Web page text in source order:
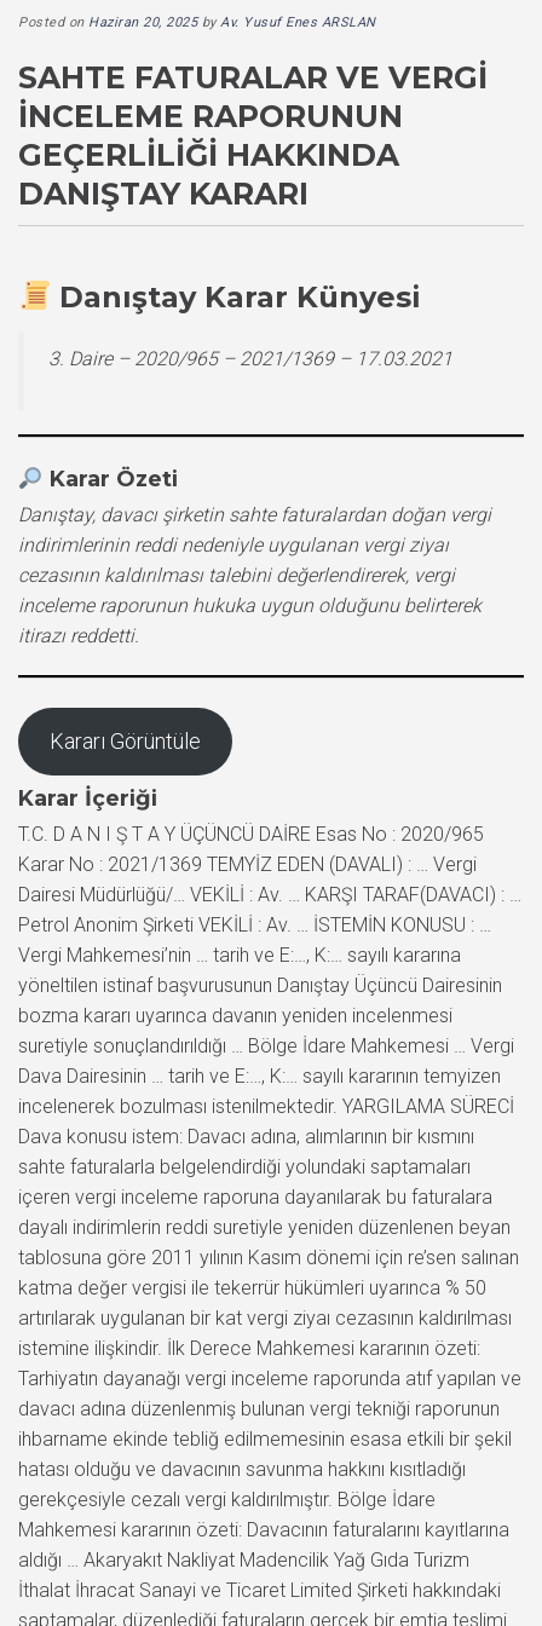
Posted on Haziran 20, 2025byAv. Yusuf Enes ARSLAN
SAHTE FATURALAR VE VERGI
İNCELEME RAPORUNUN
GEÇERLILIĞI HAKKINDA
DANIŞTAY KARARI
Danıştay Karar Künyesi
3. Daire – 2020/965 – 2021/1369 – 17.03.2021
Karar Özeti
Danıştay, davacı şirketin sahte faturalardan doğan vergi
indirimlerinin reddi nedeniyle uygulanan vergi ziyaı
cezasının kaldırılması talebini değerlendirerek, vergi
inceleme raporunun hukuka uygun olduğunu belirterek
itirazı reddetti.
Kararı Görüntüle
Karar İçeriği
T.C. D A N I Ş T A Y ÜÇÜNCÜ DAİRE Esas No : 2020/965
Karar No : 2021/1369 TEMYİZ EDEN (DAVALI) : … Vergi
Dairesi Müdürlüğü/… VEKİLİ : Av. … KARŞI TARAF(DAVACI) : …
Petrol Anonim Şirketi VEKİLİ : Av. … İSTEMİN KONUSU : …
Vergi Mahkemesi’nin … tarih ve E:…, K:… sayılı kararına
yöneltilen istinaf başvurusunun Danıştay Üçüncü Dairesinin
bozma kararı uyarınca davanın yeniden incelenmesi
suretiyle sonuçlandırıldığı … Bölge İdare Mahkemesi … Vergi
Dava Dairesinin … tarih ve E:…, K:… sayılı kararının temyizen
incelenerek bozulması istenilmektedir. YARGILAMA SÜRECİ
Dava konusu istem: Davacı adına, alımlarının bir kısmını
sahte faturalarla belgelendirdiği yolundaki saptamaları
içeren vergi inceleme raporuna dayanılarak bu faturalara
dayalı indirimlerin reddi suretiyle yeniden düzenlenen beyan
tablosuna göre 2011 yılının Kasım dönemi için re’sen salınan
katma değer vergisi ile tekerrür hükümleri uyarınca % 50
artırılarak uygulanan bir kat vergi ziyaı cezasının kaldırılması
istemine ilişkindir. İlk Derece Mahkemesi kararının özeti:
Tarhiyatın dayanağı vergi inceleme raporunda atıf yapılan ve
davacı adına düzenlenmiş bulunan vergi tekniği raporunun
ihbarname ekinde tebliğ edilmemesinin esasa etkili bir şekil
hatası olduğu ve davacının savunma hakkını kısıtladığı
gerekçesiyle cezalı vergi kaldırılmıştır. Bölge İdare
Mahkemesi kararının özeti: Davacının faturalarını kayıtlarına
aldığı … Akaryakıt Nakliyat Madencilik Yağ Gıda Turizm
İthalat İhracat Sanayi ve Ticaret Limited Şirketi hakkındaki
saptamalar, düzenlediği faturaların gerçek bir emtia teslimi